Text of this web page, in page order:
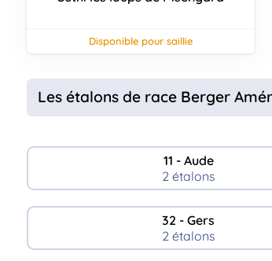
disponible pour saillie
Les étalons de race Berger
11 - Aude
2 étalons
32 - Gers
2 étalons